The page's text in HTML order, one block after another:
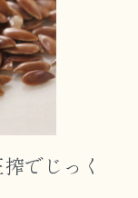
でじっく